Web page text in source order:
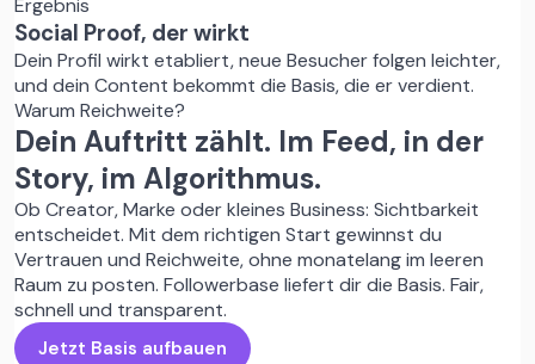
Ergebnis
Social Proof, der wirkt
Dein Profil wirkt etabliert, neue Besucher folgen leichter,
und dein Content bekommt die Basis, die er verdient.
Warum Reichweite?
Dein Auftritt zählt. Im Feed, in der
Story, im Algorithmus.
Ob Creator, Marke oder kleines Business: Sichtbarkeit
entscheidet. Mit dem richtigen Start gewinnst du
Vertrauen und Reichweite, ohne monatelang im leeren
Raum zu posten. Followerbase liefert dir die Basis. Fair,
schnell und transparent.
Jetzt Basis aufbauen